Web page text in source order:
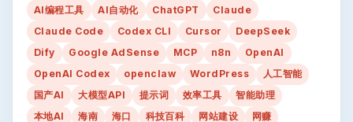
AI编程工具
AI自动化 ChatGPT
Claude
Claude Code
Codex CLI Cursor
DeepSeek
Dify
Google AdSense MCP n8n
OpenAI
OpenAI Codex
openclaw WordPress
人工智能
国产AI
大模型API 提示词 效率工具
智能助理
本地AI
海南 海口 科技百科 网站建设 网赚